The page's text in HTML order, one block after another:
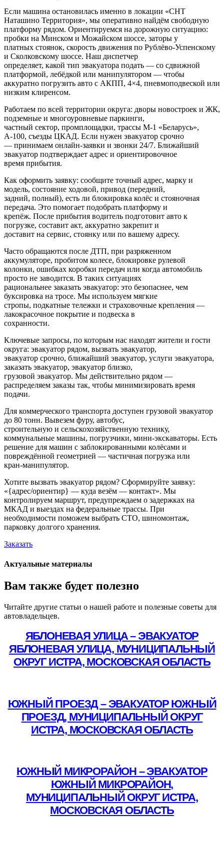
Если машина остановилась именно в локации «СНТ
Наташино Территория», мы оперативно найдём свободную
платформу рядом. Ориентируемся на дорожную ситуацию:
пробки на Минском и Можайском шоссе, заторы у
платных стоянок, скорость движения по Рублёво-Успенскому
и Сколковскому шоссе. Наш диспетчер
определяет, какой тип эвакуатора подать — со сдвижной
платформой, лебёдкой или манипулятором — чтобы
аккуратно погрузить авто с АКПП, 4×4, пневмоподвеской или
низким клиренсом.
Работаем по всей территории округа: дворы новостроек и ЖК,
подземные и многоуровневые паркинги,
частный сектор, промплощадки, трассы М‑1 «Беларусь»,
А‑100, съезды ЦКАД. Если нужен эвакуатор срочно
— принимаем онлайн-заявки и звонки 24/7. Ближайший
эвакуатор подтверждает адрес и ориентировочное
время прибытия.
Как оформить заявку: сообщите точный адрес, марку и
модель, состояние ходовой, привод (передний,
задний, полный), есть ли блокировка колёс и стояночная
передача. Это помогает подобрать платформу и
крепёж. После прибытия водитель подготовит авто к
погрузке, составит акт, аккуратно закрепит и
доставит на сервис, стоянку или по вашему адресу.
Часто обращаются после ДТП, при разряженном
аккумуляторе, пробитом колесе, блокировке рулевой
колонки, ошибках коробки передач или когда автомобиль
просто не заводится. В таких ситуациях
рациональнее заказать эвакуатор: это безопаснее, чем
буксировка на тросе. Мы используем мягкие
стропы, подкатные тележки и страховочные крепления —
лакокрасочное покрытие и подвеска в
сохранности.
Ключевые запросы, по которым нас находят жители и гости
округа: эвакуатор рядом, вызвать эвакуатор,
эвакуатор срочно, ближайший эвакуатор, услуги эвакуатора,
заказать эвакуатор, эвакуатор близко,
грузовой эвакуатор. Мы действительно рядом —
распределяем заказы так, чтобы минимизировать время
подачи.
Для коммерческого транспорта доступен грузовой эвакуатор
до 80 тонн. Вывезем фуру, автобус,
строительную и сельскохозяйственную технику,
коммунальные машины, погрузчики, мини-экскаваторы. Есть
решение для машин с заблокированными колёсами и
повреждённой геометрией — частичная погрузка или
кран-манипулятор.
Хотите вызвать эвакуатор рядом? Сформируйте заявку:
«{адрес/ориентир} — куда везём — контакт». Мы
контролируем маршрут, предупреждаем о задержках на
МКАД и выездах на федеральные трассы. При
необходимости поможем выбрать СТО, шиномонтаж,
парковку долгого хранения.
Заказать
Актуальные материалы
Вам также будет полезно
Читайте другие статьи о нашей работе и полезные советы для
автовладельцев.
ЯБЛОНЕВАЯ УЛИЦА – ЭВАКУАТОР
ЯБЛОНЕВАЯ УЛИЦА, МУНИЦИПАЛЬНЫЙ
ОКРУГ ИСТРА, МОСКОВСКАЯ ОБЛАСТЬ
ЮЖНЫЙ ПРОЕЗД – ЭВАКУАТОР ЮЖНЫЙ
ПРОЕЗД, МУНИЦИПАЛЬНЫЙ ОКРУГ
ИСТРА, МОСКОВСКАЯ ОБЛАСТЬ
ЮЖНЫЙ МИКРОРАЙОН – ЭВАКУАТОР
ЮЖНЫЙ МИКРОРАЙОН,
МУНИЦИПАЛЬНЫЙ ОКРУГ ИСТРА,
МОСКОВСКАЯ ОБЛАСТЬ